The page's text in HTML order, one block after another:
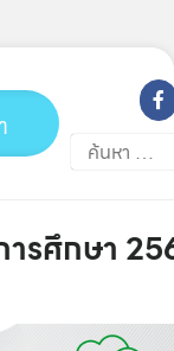
ค้นหา
สำหรับ:
ารศึกษา